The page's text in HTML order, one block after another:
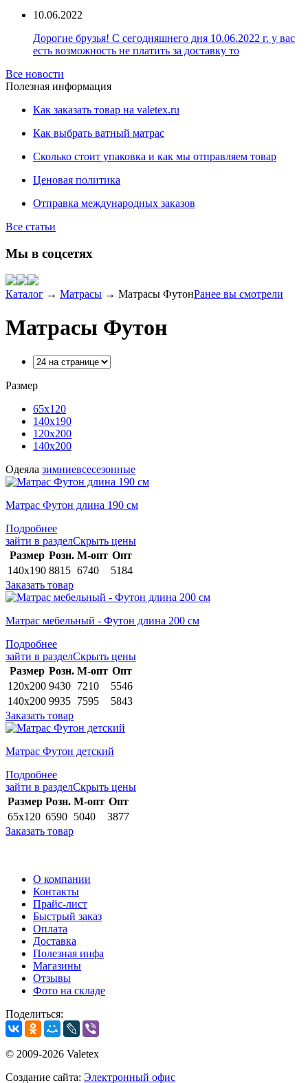
10.06.2022
Дорогие брузья! С сегодняшнего дня 10.06.2022 г. у вас
есть возможность не платить за доставку то
Все новости
Полезная информация
Как заказать товар на valetex.ru
Как выбрать ватный матрас
Сколько стоит упаковка и как мы отправляем товар
Ценовая политика
Отправка международных заказов
Все статьи
Мы в соцсетях
Каталог → Матрасы → Матрасы ФутонРанее вы смотрели
Матрасы Футон
Размер
65х120
140х190
120х200
140х200
Одеяла зимниевсесезонные
Матрас Футон длина 190 см
Подробнее
зайти в разделСкрыть цены
Раз­мер Розн. М-опт Опт
140х190 8815 6740
5184
Заказать товар
Матрас мебельный - Футон длина 200 см
Подробнее
зайти в разделСкрыть цены
Раз­мер Розн. М-опт Опт
120х200 9430 7210
5546
140х200 9935 7595
5843
Заказать товар
Матрас Футон детский
Подробнее
зайти в разделСкрыть цены
Раз­мер Розн. М-опт Опт
65х120 6590 5040
3877
Заказать товар
О компании
Контакты
Прайс-лист
Быстрый заказ
Оплата
Доставка
Полезная инфа
Магазины
Отзывы
Фото на складе
Поделиться:
© 2009-2026 Valetex
Создание сайта: Электронный офис